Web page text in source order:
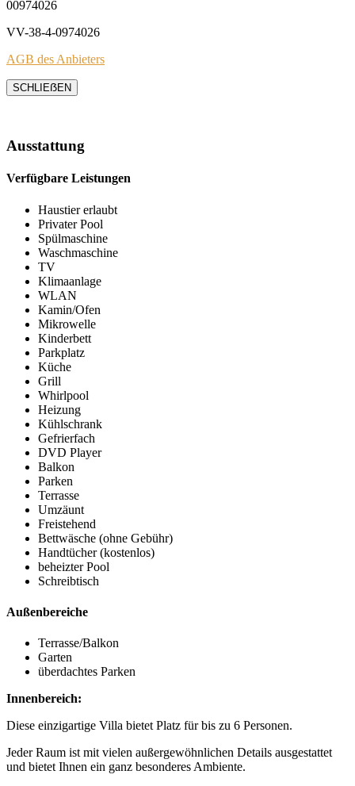
00974026
VV-38-4-0974026
AGB des Anbieters
SCHLIEẞEN
Ausstattung
Verfügbare Leistungen
Haustier erlaubt
Privater Pool
Spülmaschine
Waschmaschine
TV
Klimaanlage
WLAN
Kamin/Ofen
Mikrowelle
Kinderbett
Parkplatz
Küche
Grill
Whirlpool
Heizung
Kühlschrank
Gefrierfach
DVD Player
Balkon
Parken
Terrasse
Umzäunt
Freistehend
Bettwäsche (ohne Gebühr)
Handtücher (kostenlos)
beheizter Pool
Schreibtisch
Außenbereiche
Terrasse/Balkon
Garten
überdachtes Parken
Innenbereich:
Diese einzigartige Villa bietet Platz für bis zu 6 Personen.
Jeder Raum ist mit vielen außergewöhnlichen Details ausgestattet
und bietet Ihnen ein ganz besonderes Ambiente.